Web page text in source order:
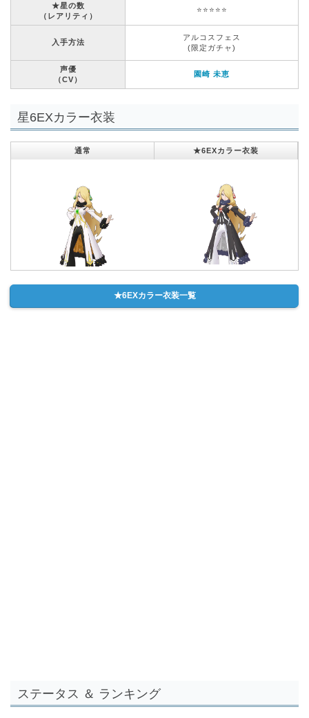
★星の数
（レアリティ）
⭐️⭐️⭐️⭐️⭐️
入手方法
アルコスフェス
(限定ガチャ)
声優
（CV）
園崎 未恵
星6EXカラー衣装
通常 ★6EXカラー衣装
★6EXカラー衣装一覧
ステータス ＆ ランキング